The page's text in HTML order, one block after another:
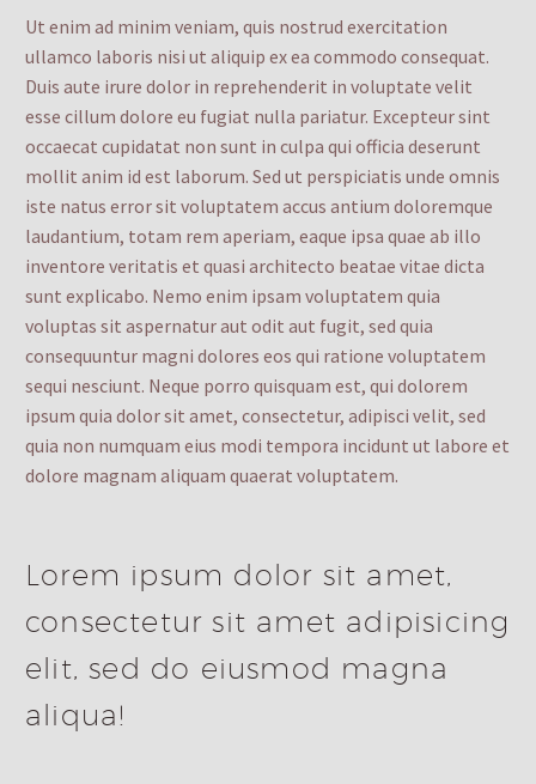
Ut enim ad minim veniam, quis nostrud exercitation
ullamco laboris nisi ut aliquip ex ea commodo consequat.
Duis aute irure dolor in reprehenderit in voluptate velit
esse cillum dolore eu fugiat nulla pariatur. Excepteur sint
occaecat cupidatat non sunt in culpa qui officia deserunt
mollit anim id est laborum. Sed ut perspiciatis unde omnis
iste natus error sit voluptatem accus antium doloremque
laudantium, totam rem aperiam, eaque ipsa quae ab illo
inventore veritatis et quasi architecto beatae vitae dicta
sunt explicabo. Nemo enim ipsam voluptatem quia
voluptas sit aspernatur aut odit aut fugit, sed quia
consequuntur magni dolores eos qui ratione voluptatem
sequi nesciunt. Neque porro quisquam est, qui dolorem
ipsum quia dolor sit amet, consectetur, adipisci velit, sed
quia non numquam eius modi tempora incidunt ut labore et
dolore magnam aliquam quaerat voluptatem.
Lorem ipsum dolor sit amet,
consectetur sit amet adipisicing
elit, sed do eiusmod magna
aliqua!